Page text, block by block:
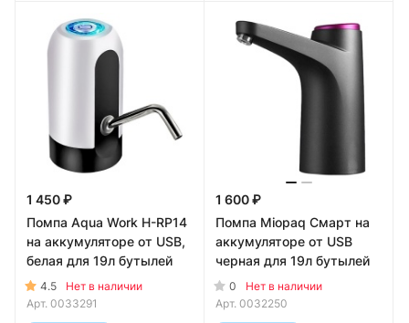
1 450 ₽
Помпа Aqua Work H-RP14
на аккумуляторе от USB,
белая для 19л бутылей
4.5
Нет в наличии
Арт. 0033291
1 600 ₽
Помпа Miopaq Смарт на
аккумуляторе от USB
черная для 19л бутылей
0
Нет в наличии
Арт. 0032250